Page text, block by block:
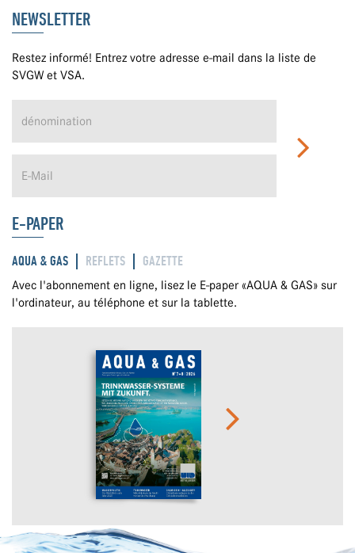
NEWSLETTER
Restez informé! Entrez votre adresse e-mail dans la liste de
SVGW et VSA.
E-PAPER
AQUA & GAS REFLETS GAZETTE
Avec l'abonnement en ligne, lisez le E-paper «AQUA & GAS» sur
l'ordinateur, au téléphone et sur la tablette.